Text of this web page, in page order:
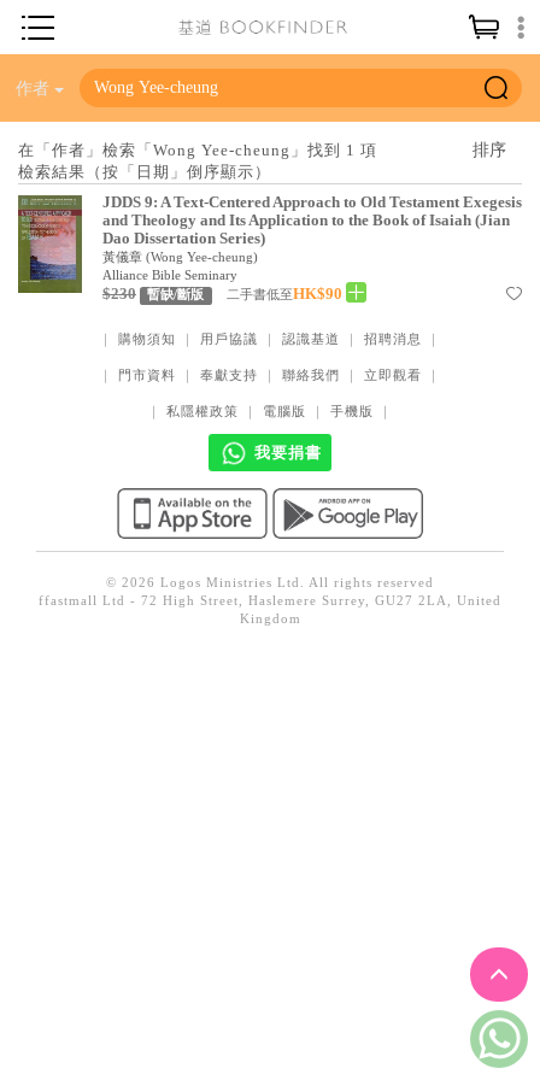
神學／教義
聖經
信仰入門
教會歷史
靈修／禱告
信徒生活
教會事工
哲學／宗教比較
文藝／勵志
作者
在「作者」檢索「Wong Yee-cheung」找到 1 項
檢索結果（按「日期」倒序顯示）
JDDS 9: A Text-Centered Approach to Old Testament Exegesis
and Theology and Its Application to the Book of Isaiah (Jian
Dao Dissertation Series)
黃儀章 (Wong Yee-cheung)
Alliance Bible Seminary
$230 暫缺/斷版 二手書低至HK$90
｜ 購物須知 ｜ 用戶協議 ｜ 認識基道 ｜ 招聘消息 ｜
｜ 門市資料 ｜ 奉獻支持 ｜ 聯絡我們 ｜ 立即觀看 ｜
｜ 私隱權政策 ｜ 電腦版 ｜ 手機版 ｜
我要捐書
© 2026 Logos Ministries Ltd. All rights reserved
ffastmall Ltd - 72 High Street, Haslemere Surrey, GU27 2LA, United
Kingdom